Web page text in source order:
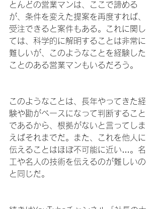
とんどの営業マンは、ここで諦める
が、条件を変えた提案を再度すれば、
受注できると案件もある。これに関し
ては、科学的に解明することは非常に
難しいが、このようなことを経験した
ことのある営業マンもいるだろう。
このようなことは、長年やってきた経
験や勘がベースになって判断すること
であるから、根拠がないと言ってしま
えばそれまでだ。また、これを他人に
伝えることはほぼ不可能に近い…。名
工や名人の技術を伝えるのが難しいの
と同じだ。